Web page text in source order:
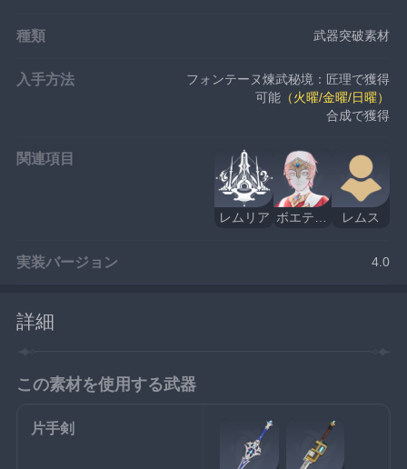
種類 武器突破素材
入手方法
フォンテーヌ煉武秘境：匠理で獲得
可能 （火曜/金曜/日曜）
合成で獲得
関連項目
レムリア レムス
実装バージョン 4.0
詳細
この素材を使用する武器
片手剣